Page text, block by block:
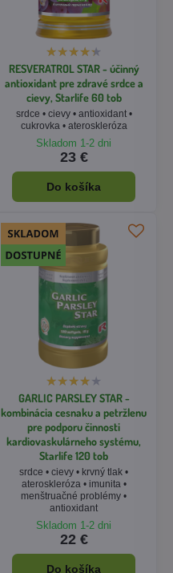
RESVERATROL STAR - účinný
antioxidant pre zdravé srdce a
cievy, Starlife 60 tob
srdce • cievy • antioxidant •
cukrovka • ateroskleróza
Skladom 1-2 dni
23 €
Do košíka
GARLIC PARSLEY STAR -
kombinácia cesnaku a petržlenu
pre podporu činnosti
kardiovaskulárneho systému,
Starlife 120 tob
srdce • cievy • krvný tlak •
ateroskleróza • imunita •
menštruačné problémy •
antioxidant
Skladom 1-2 dni
22 €
Do košíka